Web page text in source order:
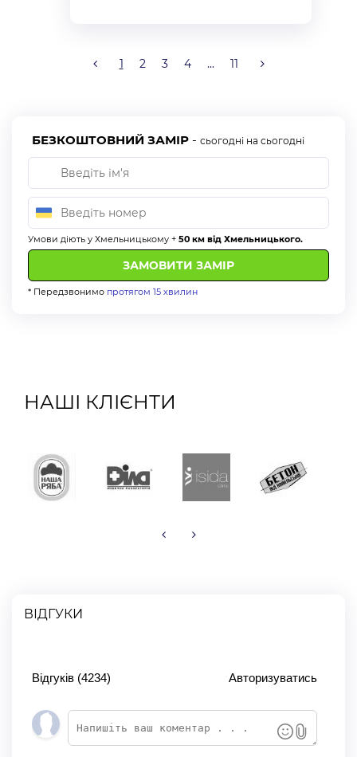
готівковий розрахунок
1 2 3 4 ... 11
БЕЗКОШТОВНИЙ ЗАМІР - сьогодні на сьогодні
Умови діють у Хмельницькому + 50 км від Хмельницького.
* Передзвонимо протягом 15 хвилин
НАШІ КЛІЄНТИ
ВІДГУКИ